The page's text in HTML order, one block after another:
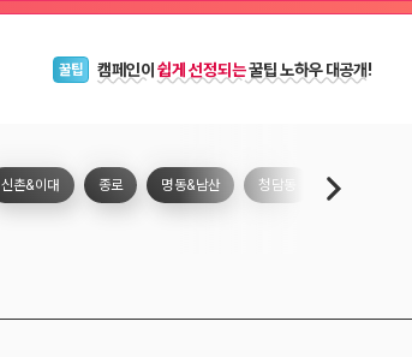
꿀팁 캠페인이쉽게 선정되는꿀팁 노하우 대공개!
신촌&이대 종로 명동&남산 청담동 삼청동&인사동